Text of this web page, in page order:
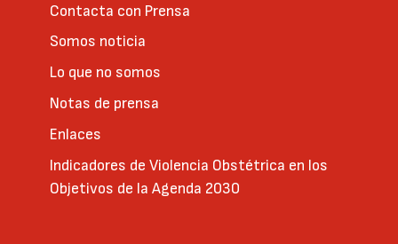
Contacta con Prensa
Somos noticia
Lo que no somos
Notas de prensa
Enlaces
Indicadores de Violencia Obstétrica en los
Objetivos de la Agenda 2030